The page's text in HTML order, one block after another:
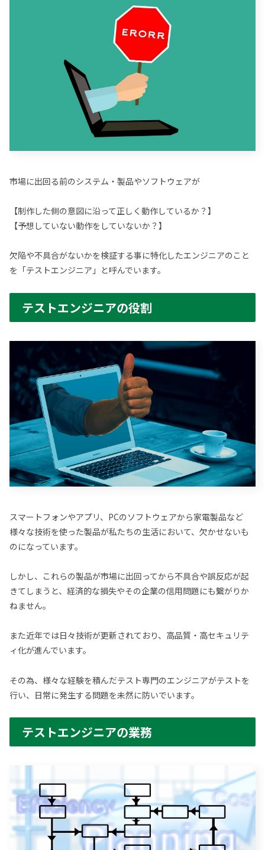
市場に出回る前のシステム・製品やソフトウェアが
【制作した側の意図に沿って正しく動作しているか？】
【予想していない動作をしていないか？】
欠陥や不具合がないかを検証する事に特化したエンジニアのこと
を「テストエンジニア」と呼んでいます。
テストエンジニアの役割
スマートフォンやアプリ、PCのソフトウェアから家電製品など
様々な技術を使った製品が私たちの生活において、欠かせないも
のになっています。
しかし、これらの製品が市場に出回ってから不具合や誤反応が起
きてしまうと、経済的な損失やその企業の信用問題にも繋がりか
ねません。
また近年では日々技術が更新されており、高品質・高セキュリテ
ィ化が進んでいます。
その為、様々な経験を積んだテスト専門のエンジニアがテストを
行い、日常に発生する問題を未然に防いでいます。
テストエンジニアの業務